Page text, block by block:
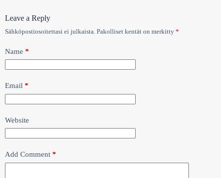
Leave a Reply
Sähköpostiosoitettasi ei julkaista. Pakolliset kentät on merkitty *
Name *
Email *
Website
Add Comment *